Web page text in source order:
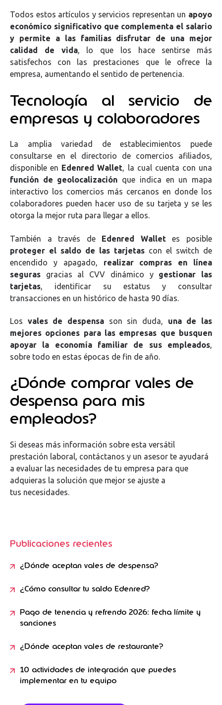
Todos estos artículos y servicios representan un apoyo
económico significativo que complementa el salario
y permite a las familias disfrutar de una mejor
calidad de vida, lo que los hace sentirse más
satisfechos con las prestaciones que le ofrece la
empresa, aumentando el sentido de pertenencia.
Tecnología al servicio de
empresas y colaboradores
La amplia variedad de establecimientos puede
consultarse en el directorio de comercios afiliados,
disponible en Edenred Wallet, la cual cuenta con una
función de geolocalización que indica en un mapa
interactivo los comercios más cercanos en donde los
colaboradores pueden hacer uso de su tarjeta y se les
otorga la mejor ruta para llegar a ellos.
También a través de Edenred Wallet es posible
proteger el saldo de las tarjetas con el switch de
encendido y apagado, realizar compras en línea
seguras gracias al CVV dinámico y gestionar las
tarjetas , identificar su estatus y consultar
transacciones en un histórico de hasta 90 días.
Los vales de despensa son sin duda, una de las
mejores opciones para las empresas que busquen
apoyar la economía familiar de sus empleados,
sobre todo en estas épocas de fin de año.
¿Dónde comprar vales de
despensa para mis
empleados?
Si deseas más información sobre esta versátil
prestación laboral, contáctanos y un asesor te ayudará
a evaluar las necesidades de tu empresa para que
adquieras la solución que mejor se ajuste a
tus necesidades.
Publicaciones recientes
¿Dónde aceptan vales de despensa?
¿Cómo consultar tu saldo Edenred?
Pago de tenencia y refrendo 2026: fecha límite y
sanciones
¿Dónde aceptan vales de restaurante?
10 actividades de integración que puedes
implementar en tu equipo